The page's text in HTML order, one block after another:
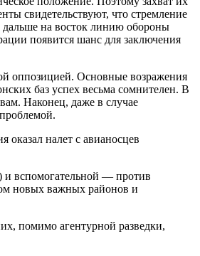
свидетельствуют, что стремление
дальше на восток линию обороны
появится шанс для заключения
оппозицией. Основные возражения
баз успех весьма сомнителен. В
Наконец, даже в случае
налет с авианосцев
и вспомогательной — против
новых важных районов и
помимо агентурной разведки,